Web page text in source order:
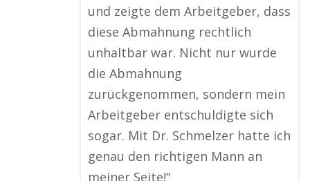
und zeigte dem Arbeitgeber, dass
diese Abmahnung rechtlich
unhaltbar war. Nicht nur wurde
die Abmahnung
zurückgenommen, sondern mein
Arbeitgeber entschuldigte sich
sogar. Mit Dr. Schmelzer hatte ich
genau den richtigen Mann an
meiner Seite!“